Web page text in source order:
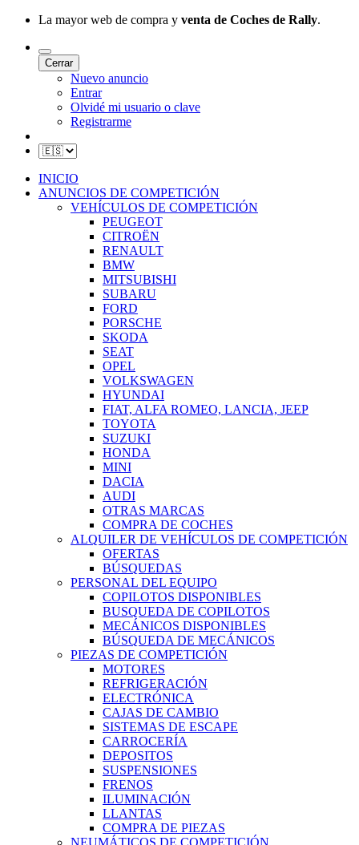
La mayor web de compra y venta de Coches de Rally.
Cerrar
Nuevo anuncio
Entrar
Olvidé mi usuario o clave
Registrarme
INICIO
ANUNCIOS DE COMPETICIÓN
VEHÍCULOS DE COMPETICIÓN
PEUGEOT
CITROËN
RENAULT
BMW
MITSUBISHI
SUBARU
FORD
PORSCHE
SKODA
SEAT
OPEL
VOLKSWAGEN
HYUNDAI
FIAT, ALFA ROMEO, LANCIA, JEEP
TOYOTA
SUZUKI
HONDA
MINI
DACIA
AUDI
OTRAS MARCAS
COMPRA DE COCHES
ALQUILER DE VEHÍCULOS DE COMPETICIÓN
OFERTAS
BÚSQUEDAS
PERSONAL DEL EQUIPO
COPILOTOS DISPONIBLES
BUSQUEDA DE COPILOTOS
MECÁNICOS DISPONIBLES
BÚSQUEDA DE MECÁNICOS
PIEZAS DE COMPETICIÓN
MOTORES
REFRIGERACIÓN
ELECTRÓNICA
CAJAS DE CAMBIO
SISTEMAS DE ESCAPE
CARROCERÍA
DEPOSITOS
SUSPENSIONES
FRENOS
ILUMINACIÓN
LLANTAS
COMPRA DE PIEZAS
NEUMÁTICOS DE COMPETICIÓN